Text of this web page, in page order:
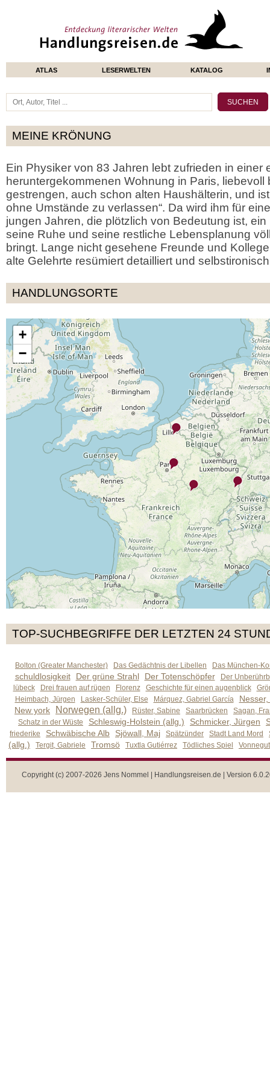
ATLAS LESERWELTEN KATALOG
MEINE KRÖNUNG
Ein Physiker von 83 Jahren lebt zufrieden in einer
heruntergekommenen Wohnung in Paris, liebevoll
gestrengen, auch schon alten Haushälterin, und
ohne Umstände zu verlassen“. Da wird ihm für
jungen Jahren, die plötzlich von Bedeutung ist,
seine Ruhe und seine restliche Lebensplanung
bringt. Lange nicht gesehene Freunde und
alte Gelehrte resümiert detailliert und
HANDLUNGSORTE
+
−
TOP-SUCHBEGRIFFE DER LETZTEN 24
Bolton (Greater Manchester) Das Gedächtnis der Libellen Das München-
schuldlosigkeit Der grüne Strahl Der Totenschöpfer
Der
lübeck
Drei frauen auf rügen Florenz Geschichte für einen augenblick
Heimbach, Jürgen
Lasker-Schüler, Else Márquez, Gabriel García
New york
Norwegen (allg.) Rüster, Sabine Saarbrücken
Sagan,
Schatz in der Wüste
Schleswig-Holstein (allg.) Schmicker, Jürgen
friederike Schwäbische Alb Sjöwall, Maj Spätzünder Stadt Land Mord
(allg.) Tergit, Gabriele Tromsö Tuxtla Gutiérrez Tödliches Spiel
Copyright (c) 2007-2026 Jens Nommel | Handlungsreisen.de | Version